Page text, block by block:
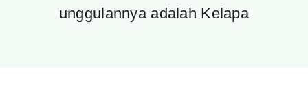
unggulannya adalah Kelapa